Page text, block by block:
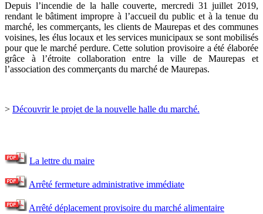
Depuis l’incendie de la halle couverte, mercredi 31 juillet 2019,
rendant le bâtiment impropre à l’accueil du public et à la tenue du
marché, les commerçants, les clients de Maurepas et des communes
voisines, les élus locaux et les services municipaux se sont mobilisés
pour que le marché perdure. Cette solution provisoire a été élaborée
grâce à l’étroite collaboration entre la ville de Maurepas et
l’association des commerçants du marché de Maurepas.
> Découvrir le projet de la nouvelle halle du marché.
La lettre du maire
Arrêté fermeture administrative immédiate
Arrêté déplacement provisoire du marché alimentaire